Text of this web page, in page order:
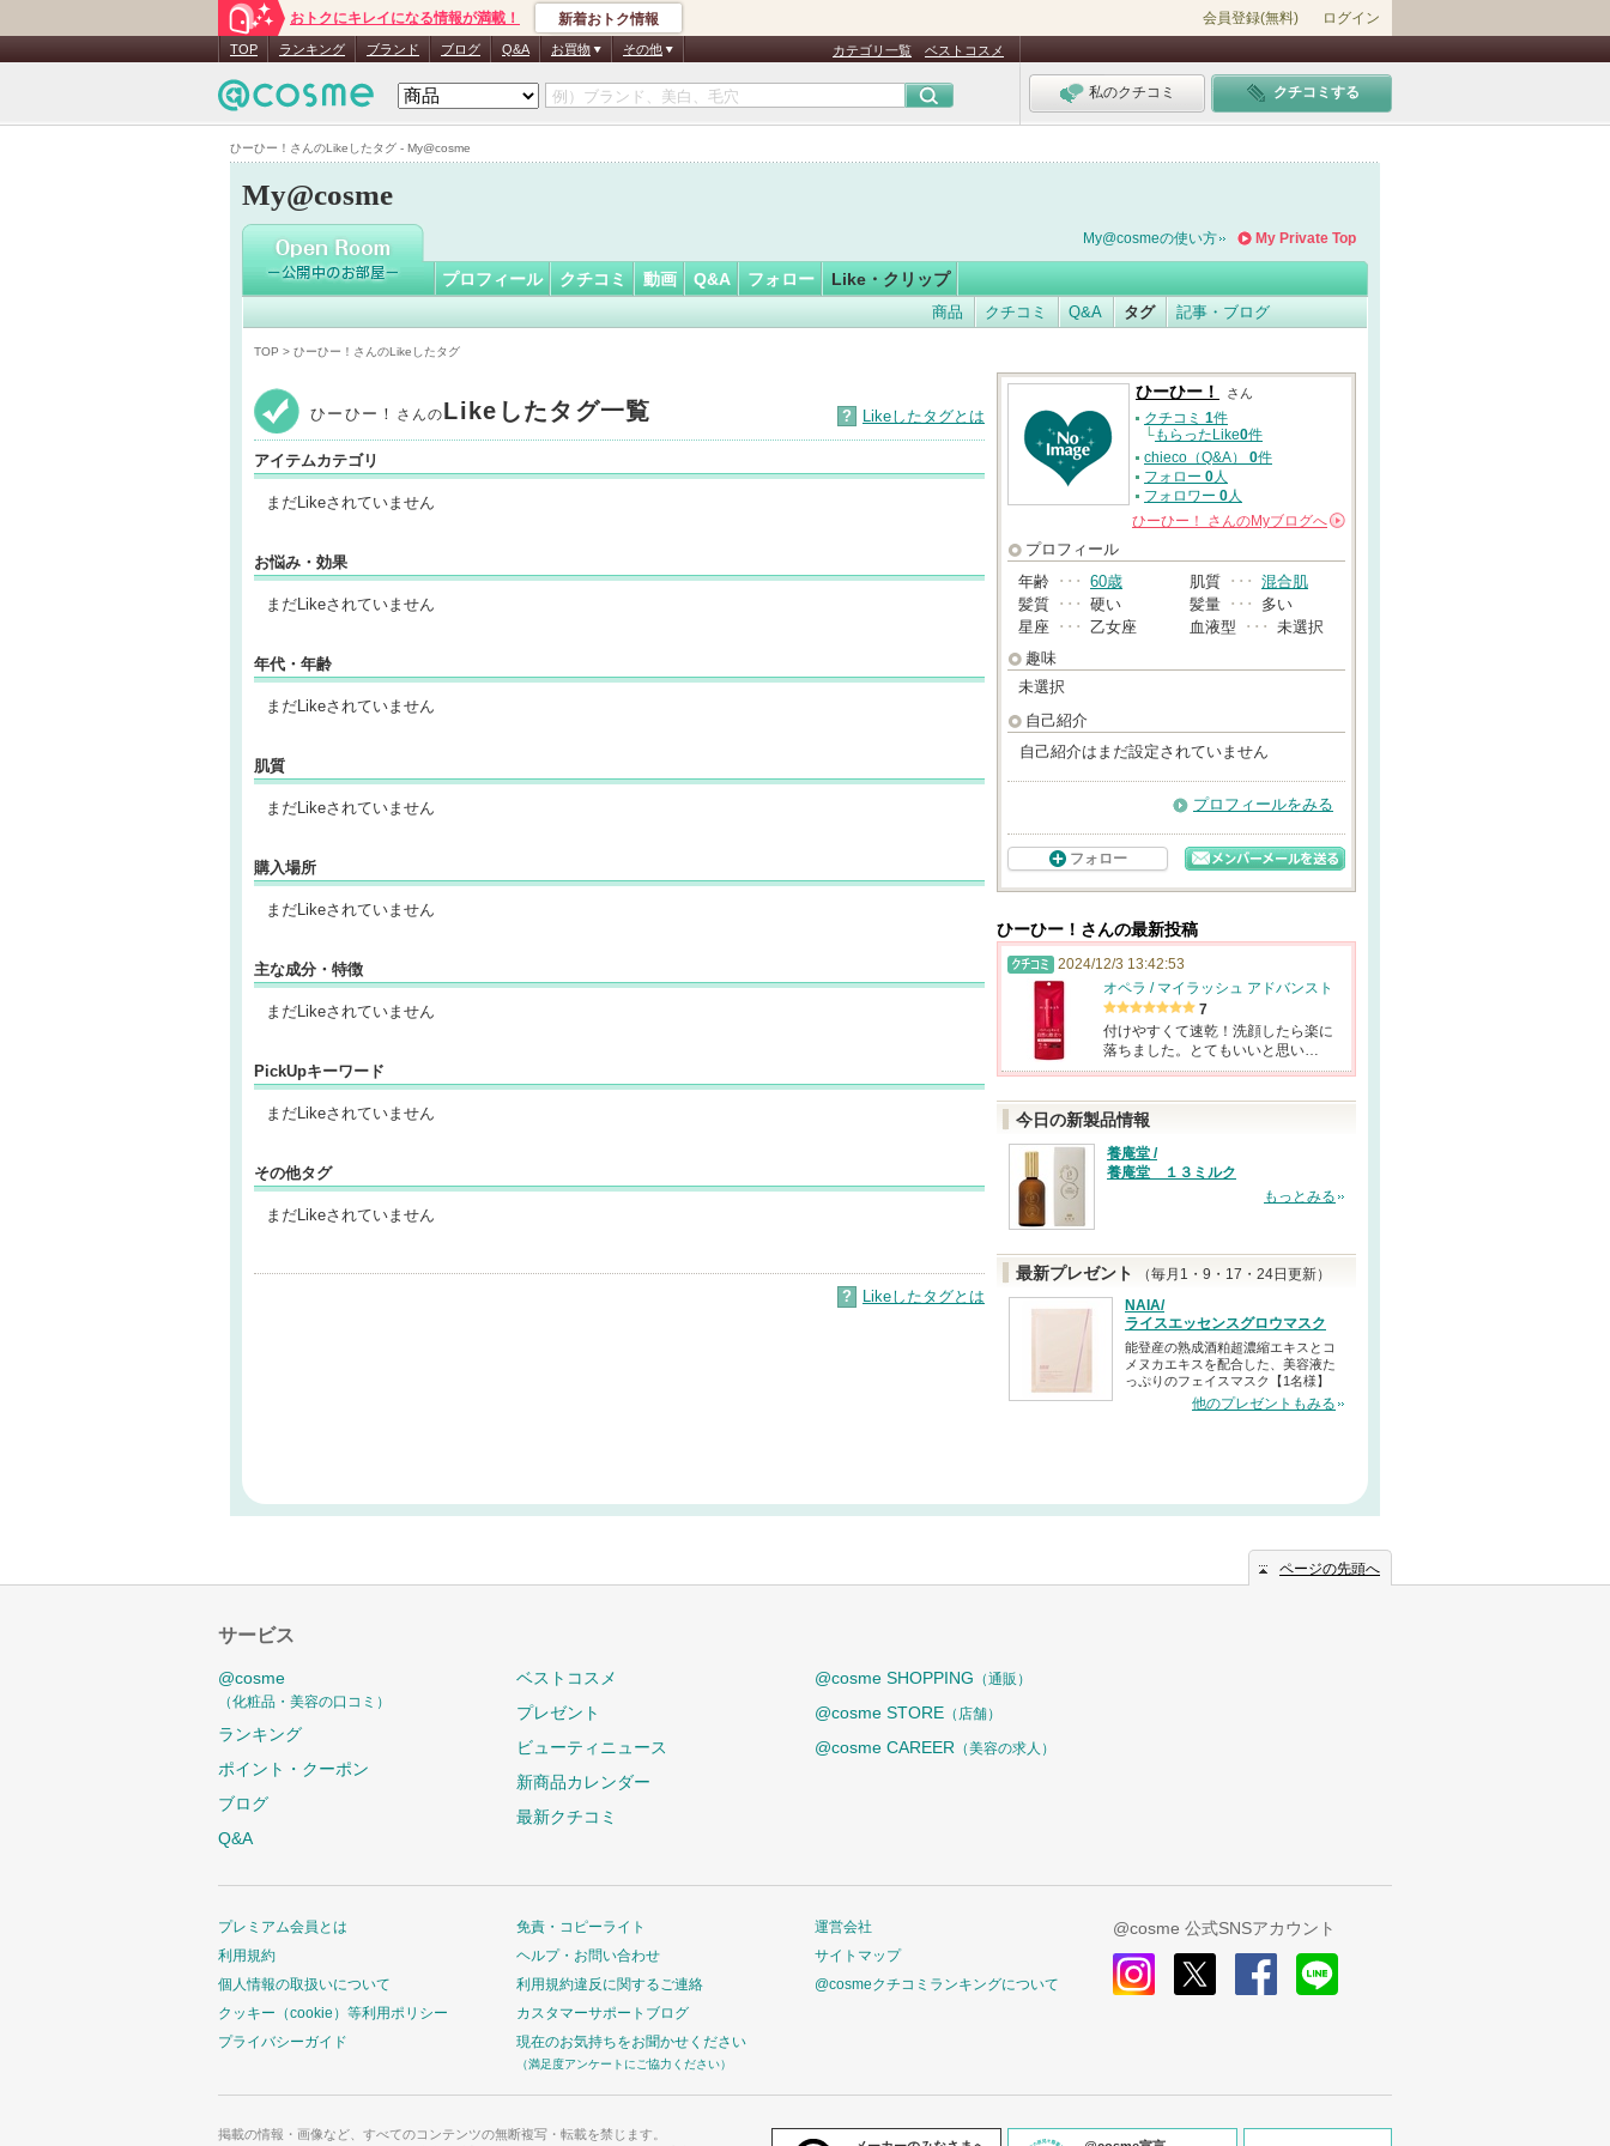
ひーひー！さんのLikeしたタグ - My@cosme
おトクにキレイになる情報が満載！ 新着おトク情報 会員登録(無料) ログイン
TOP ランキング ブランド ブログ Q&A お買物 その他 カテゴリ一覧 ベストコスメ
私のクチコミ クチコミする
My@cosme
ひーひー！さん
My Private Top
My@cosmeの使い方
プロフィール クチコミ 動画 Q&A フォロー Like・クリップ
商品 クチコミ Q&A タグ 記事・ブログ
TOP > ひーひー！さんのLikeしたタグ
ひーひー！ さんのLikeしたタグ一覧 ? Likeしたタグとは
アイテムカテゴリ
まだLikeされていません
お悩み・効果
まだLikeされていません
年代・年齢
まだLikeされていません
肌質
まだLikeされていません
購入場所
まだLikeされていません
主な成分・特徴
まだLikeされていません
PickUpキーワード
まだLikeされていません
その他タグ
まだLikeされていません
? Likeしたタグとは
ひーひー！ さん
クチコミ 1件
└もらったLike0件
chieco（Q&A） 0件
フォロー 0人
フォロワー 0人
ひーひー！
さんのMyブログへ
プロフィール
年齢 ･･･ 60歳 肌質 ･･･ 混合肌
髪質 ･･･ 硬い 髪量 ･･･
多い
星座 ･･･ 乙女座 血液型 ･･･ 未選択
趣味
未選択
自己紹介
自己紹介はまだ設定されていません
プロフィールをみる
フォロー
ひーひー！さんの最新投稿
2024/12/3 13:42:53
オペラ / マイラッシュ アドバンスト
7
付けやすくて速乾！洗顔したら楽に
落ちました。とてもいいと思い…
今日の新製品情報
養庵堂 /
養庵堂 １３ミルク
もっとみる
最新プレゼント
（毎月1・9・17・24日更新）
NAIA/
ライスエッセンスグロウマスク
能登産の熟成酒粕超濃縮エキスとコ
メヌカエキスを配合した、美容液た
っぷりのフェイスマスク【1名様】
他のプレゼントもみる
ページの先頭へ
サービス
@cosme
（化粧品・美容の口コミ）
ランキング
ポイント・クーポン
ブログ
Q&A
ベストコスメ
プレゼント
ビューティニュース
新商品カレンダー
最新クチコミ
@cosme SHOPPING （通販）
@cosme STORE （店舗）
@cosme CAREER （美容の求人）
プレミアム会員とは
利用規約
個人情報の取扱いについて
クッキー（cookie）等利用ポリシー
プライバシーガイド
免責・コピーライト
ヘルプ・お問い合わせ
利用規約違反に関するご連絡
カスタマーサポートブログ
現在のお気持ちをお聞かせください
（満足度アンケートにご協力ください）
運営会社
サイトマップ
@cosmeクチコミランキングについて
@cosme 公式SNSアカウント
掲載の情報・画像など、すべてのコンテンツの無断複写・転載を禁じます。